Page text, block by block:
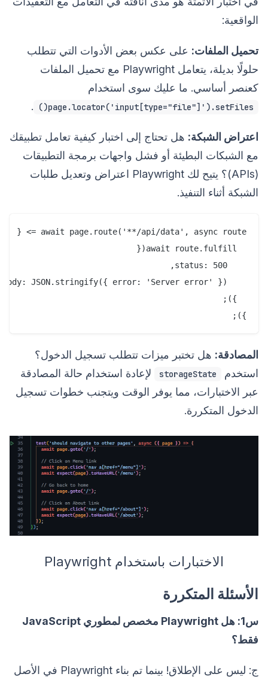
الواقعية:
تحميل الملفات: على عكس بعض الأدوات التي تتطلب
حلولًا بديلة، يتعامل Playwright مع تحميل الملفات
كعنصر أساسي. ما عليك سوى استخدام
page.locator('input[type="file"]').setFiles()
.
اعتراض الشبكة: هل تحتاج إلى اختبار كيفية تعامل تطبيقك
مع الشبكات البطيئة أو فشل واجهات برمجة التطبيقات
(APIs)؟ يتيح لك Playwright اعتراض وتعديل طلبات
الشبكة أثناء التنفيذ.
});
المصادقة: هل تختبر ميزات تتطلب تسجيل الدخول؟
استخدم
storageState
لإعادة استخدام حالة المصادقة
عبر الاختبارات، مما يوفر الوقت ويتجنب خطوات تسجيل
الدخول المتكررة.
الاختبارات باستخدام Playwright
الأسئلة المتكررة
س1: هل Playwright مخصص لمطوري JavaScript
فقط؟
ج: ليس على الإطلاق! بينما تم بناء Playwright في الأصل